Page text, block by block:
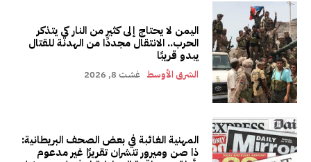
اليمن لا يحتاج إلى كثير من النار كي يتذكر
الحرب.. الانتقال مجددًا من الهدنة للقتال
يبدو قريبًا
الشرق الأوسط غشت 8, 2026
المهنية الغائبة في بعض الصحف البريطانية:
ذا صن وميرور تنشران تقريرًا غير مدعوم